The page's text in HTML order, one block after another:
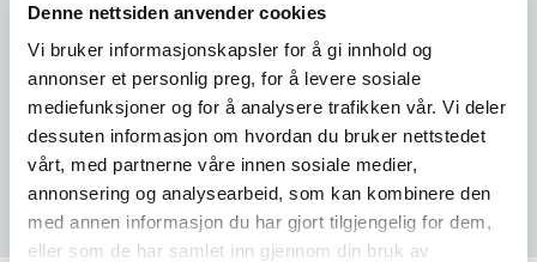
Denne nettsiden anvender cookies
Vi bruker informasjonskapsler for å gi innhold og
annonser et personlig preg, for å levere sosiale
mediefunksjoner og for å analysere trafikken vår. Vi deler
dessuten informasjon om hvordan du bruker nettstedet
vårt, med partnerne våre innen sosiale medier,
annonsering og analysearbeid, som kan kombinere den
med annen informasjon du har gjort tilgjengelig for dem,
eller som de har samlet inn gjennom din bruk av